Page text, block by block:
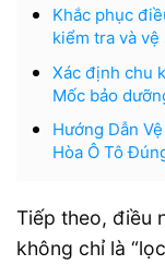
Khắc phục
kiểm tra và
Xác định chu
Mốc bảo
Hướng Dẫn
Hòa Ô Tô
Tiếp theo, điều
không chỉ là